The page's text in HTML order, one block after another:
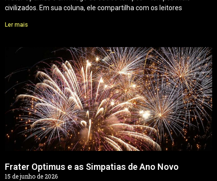
civilizados. Em sua coluna, ele compartilha com os leitores
Ler mais
Frater Optimus e as Simpatias de Ano Novo
15 de junho de 2026